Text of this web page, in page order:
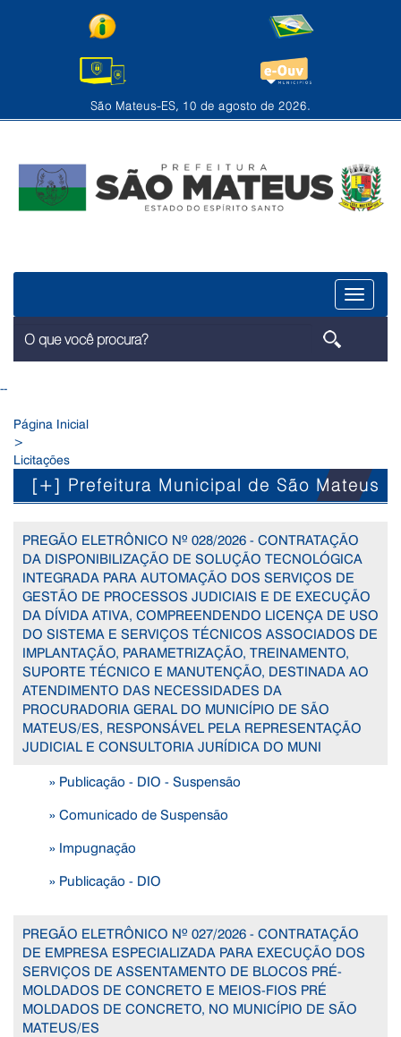
São Mateus-ES, 10 de agosto de 2026.
Menu
--
Página Inicial
>
Licitações
[+] Prefeitura Municipal de São Mateus
PREGÃO ELETRÔNICO Nº 028/2026 - CONTRATAÇÃO
DA DISPONIBILIZAÇÃO DE SOLUÇÃO TECNOLÓGICA
INTEGRADA PARA AUTOMAÇÃO DOS SERVIÇOS DE
GESTÃO DE PROCESSOS JUDICIAIS E DE EXECUÇÃO
DA DÍVIDA ATIVA, COMPREENDENDO LICENÇA DE USO
DO SISTEMA E SERVIÇOS TÉCNICOS ASSOCIADOS DE
IMPLANTAÇÃO, PARAMETRIZAÇÃO, TREINAMENTO,
SUPORTE TÉCNICO E MANUTENÇÃO, DESTINADA AO
ATENDIMENTO DAS NECESSIDADES DA
PROCURADORIA GERAL DO MUNICÍPIO DE SÃO
MATEUS/ES, RESPONSÁVEL PELA REPRESENTAÇÃO
JUDICIAL E CONSULTORIA JURÍDICA DO MUNI
» Publicação - DIO - Suspensão
» Comunicado de Suspensão
» Impugnação
» Publicação - DIO
PREGÃO ELETRÔNICO Nº 027/2026 - CONTRATAÇÃO
DE EMPRESA ESPECIALIZADA PARA EXECUÇÃO DOS
SERVIÇOS DE ASSENTAMENTO DE BLOCOS PRÉ-
MOLDADOS DE CONCRETO E MEIOS-FIOS PRÉ
MOLDADOS DE CONCRETO, NO MUNICÍPIO DE SÃO
MATEUS/ES